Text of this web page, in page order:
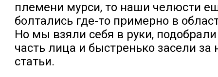
племени мурси, то наши челюсти
болтались где-то примерно в
Но мы взяли себя в руки,
часть лица и быстренько засели за
статьи.